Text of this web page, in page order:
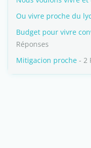
Ou vivre proche du
Budget pour vivre
Réponses
Mitigacion proche - 2